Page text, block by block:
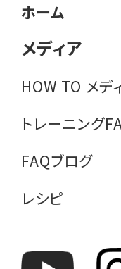
ホーム
メディア
HOW TO メデ
トレーニング
FAQブログ
レシピ